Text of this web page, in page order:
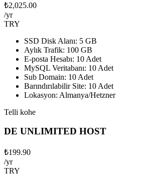
₺2,025.00
/yr
TRY
SSD Disk Alanı: 5 GB
Aylık Trafik: 100 GB
E-posta Hesabı: 10 Adet
MySQL Veritabanı: 10 Adet
Sub Domain: 10 Adet
Barındırılabilir Site: 10 Adet
Lokasyon: Almanya/Hetzner
Telli kohe
DE UNLIMITED HOST
₺199.90
/yr
TRY